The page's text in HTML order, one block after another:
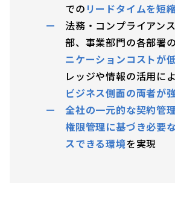
での リードタイムを短縮
法務・コンプライアン
部、事業部門の各部署の
ニケーションコストが
レッジや情報の活用に
ビジネス側面の両者が
全社の一元的な契約管
権限管理に基づき必要
スできる環境を実現